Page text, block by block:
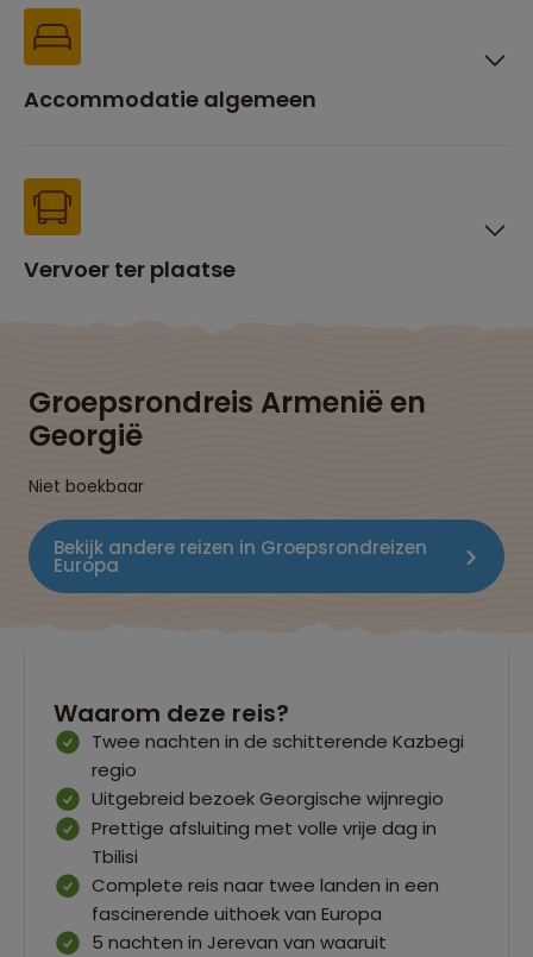
Accommodatie algemeen
Vervoer ter plaatse
Groepsrondreis Armenië en
Georgië
Niet boekbaar
Bekijk andere reizen in Groepsrondreizen
Europa
Waarom deze reis?
Twee nachten in de schitterende Kazbegi
regio
Uitgebreid bezoek Georgische wijnregio
Prettige afsluiting met volle vrije dag in
Tbilisi
Complete reis naar twee landen in een
fascinerende uithoek van Europa
5 nachten in Jerevan van waaruit